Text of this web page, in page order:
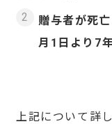
贈与者が死
月 1 日より 7
上記について詳